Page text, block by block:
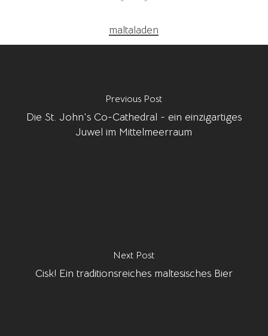
maltaladen
Previous Post
Die St. John's Co-Cathedral - ein einzigartiges
Juwel im Mittelmeerraum
Next Post
Cisk! Ein traditionsreiches maltesisches Bier